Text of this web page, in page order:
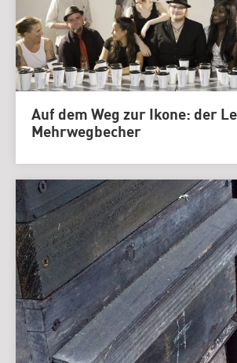
Auf dem Weg zur Ikone: der
Mehrwegbecher